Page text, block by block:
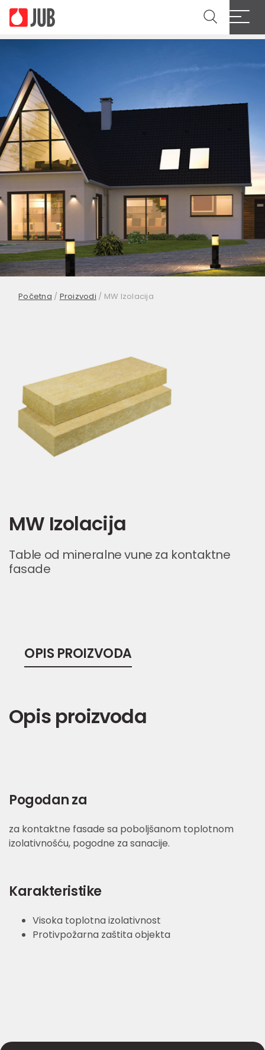
Početna / Proizvodi / MW Izolacija
MW Izolacija
Table od mineralne vune za kontaktne
fasade
OPIS PROIZVODA
Opis proizvoda
Pogodan za
za kontaktne fasade sa poboljšanom toplotnom
izolativnošću, pogodne za sanacije.
Karakteristike
Visoka toplotna izolativnost
Protivpožarna zaštita objekta